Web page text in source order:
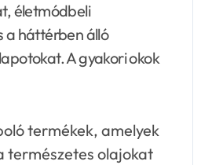
életmódbeli
a háttérben álló
A gyakori okok
termékek, amelyek
természetes olajokat